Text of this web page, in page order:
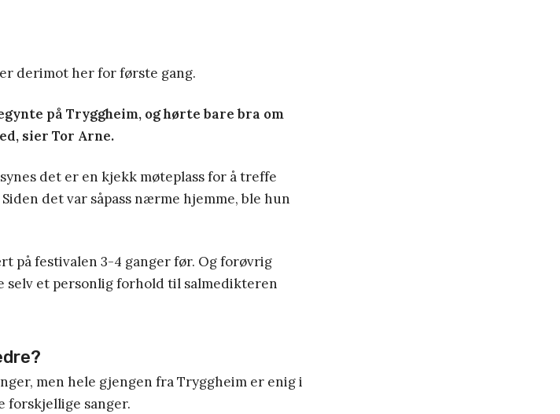
derimot her for første gang.
på Tryggheim, og hørte bare bra om
sier Tor Arne.
det er en kjekk møteplass for å treffe
det var såpass nærme hjemme, ble hun
på festivalen 3-4 ganger før. Og forøvrig
selv et personlig forhold til salmedikteren
men hele gjengen fra Tryggheim er enig i
forskjellige sanger.